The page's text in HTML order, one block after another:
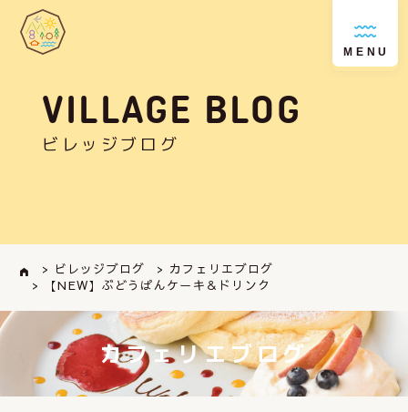
MENU
VILLAGE BLOG
ビレッジブログ
> ビレッジブログ
> カフェリエブログ
> 【NEW】ぶどうぱんケーキ＆ドリンク
カフェリエブログ